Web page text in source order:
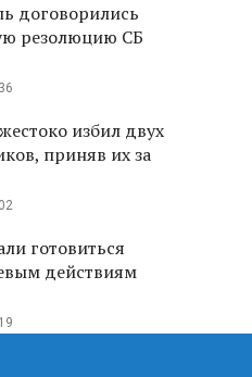
договорились
резолюцию СБ
избил двух
приняв их за
готовиться
действиям